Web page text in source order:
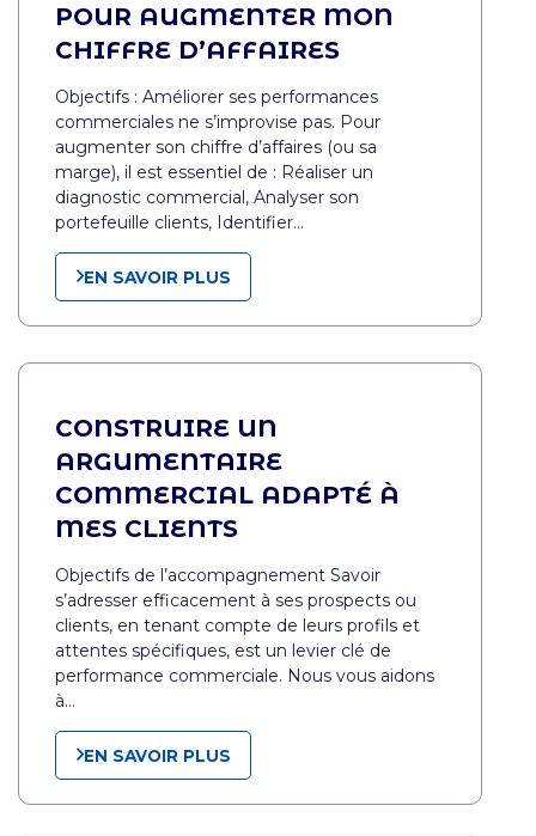
POUR AUGMENTER MON
CHIFFRE D’AFFAIRES
Objectifs : Améliorer ses performances
commerciales ne s’improvise pas. Pour
augmenter son chiffre d’affaires (ou sa
marge), il est essentiel de : Réaliser un
diagnostic commercial, Analyser son
portefeuille clients, Identifier…
EN SAVOIR PLUS
CONSTRUIRE UN
ARGUMENTAIRE
COMMERCIAL ADAPTÉ À
MES CLIENTS
Objectifs de l’accompagnement Savoir
s’adresser efficacement à ses prospects ou
clients, en tenant compte de leurs profils et
attentes spécifiques, est un levier clé de
performance commerciale. Nous vous aidons
à…
EN SAVOIR PLUS